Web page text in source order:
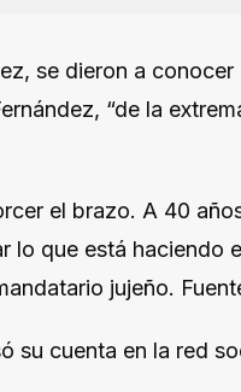
se dieron a
“de la
el brazo. A 40
lo que está haciendo
jujeño.
su cuenta en la red